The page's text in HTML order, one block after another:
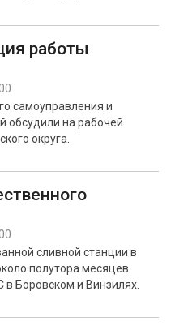
работы
самоуправления и
обсудили на рабочей
округа.
сливной станции в
полутора месяцев.
Боровском и Винзилях.